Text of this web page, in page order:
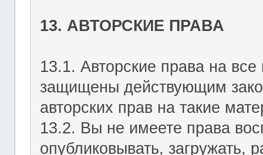
13. АВТОРСКИЕ ПРАВА
13.1. Авторские права на
защищены действующим
авторских прав на такие
13.2. Вы не имеете права
опубликовывать, загружать,